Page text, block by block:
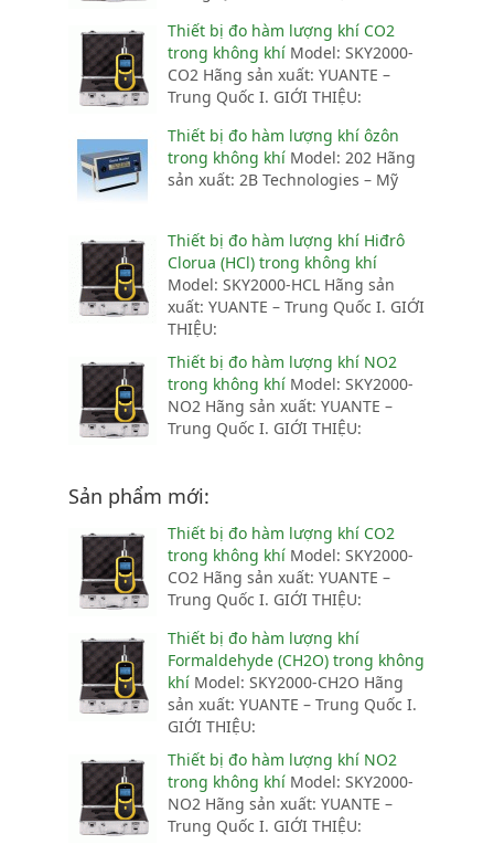
Thiết bị đo hàm lượng khí CO2
trong không khí Model: SKY2000-
CO2 Hãng sản xuất: YUANTE –
Trung Quốc I. GIỚI THIỆU:
Thiết bị đo hàm lượng khí ôzôn
trong không khí Model: 202 Hãng
sản xuất: 2B Technologies – Mỹ
Thiết bị đo hàm lượng khí Hiđrô
Clorua (HCl) trong không khí
Model: SKY2000-HCL Hãng sản
xuất: YUANTE – Trung Quốc I. GIỚI
THIỆU:
Thiết bị đo hàm lượng khí NO2
trong không khí Model: SKY2000-
NO2 Hãng sản xuất: YUANTE –
Trung Quốc I. GIỚI THIỆU:
Sản phẩm mới:
Thiết bị đo hàm lượng khí CO2
trong không khí Model: SKY2000-
CO2 Hãng sản xuất: YUANTE –
Trung Quốc I. GIỚI THIỆU:
Thiết bị đo hàm lượng khí
Formaldehyde (CH2O) trong không
khí Model: SKY2000-CH2O Hãng
sản xuất: YUANTE – Trung Quốc I.
GIỚI THIỆU:
Thiết bị đo hàm lượng khí NO2
trong không khí Model: SKY2000-
NO2 Hãng sản xuất: YUANTE –
Trung Quốc I. GIỚI THIỆU: